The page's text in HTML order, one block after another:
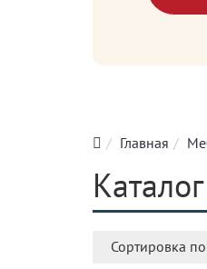
Главная
Сортировка по